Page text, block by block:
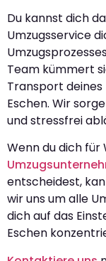
Du kannst dich
Umzugsservice
Team kümmert
Transport
Eschen. Wir
und stressfrei
Wenn du dich für
entscheidest,
wir uns um alle
dich auf das
Eschen